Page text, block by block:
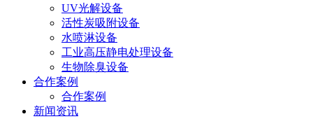
UV光解设备
活性炭吸附设备
水喷淋设备
工业高压静电处理设备
生物除臭设备
合作案例
合作案例
新闻资讯